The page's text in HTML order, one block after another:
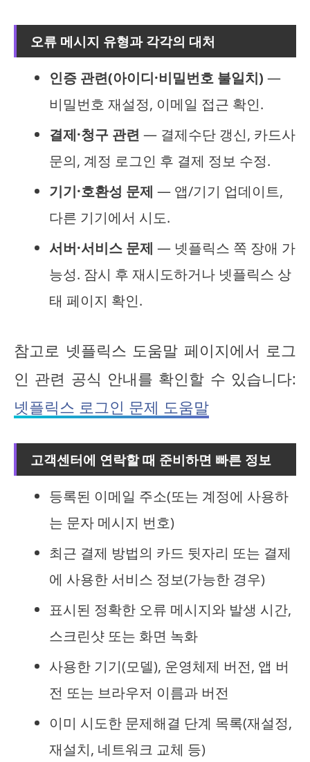
오류 메시지 유형과 각각의 대처
인증 관련(아이디·비밀번호 불일치) —
비밀번호 재설정, 이메일 접근 확인.
결제·청구 관련 — 결제수단 갱신, 카드사
문의, 계정 로그인 후 결제 정보 수정.
기기·호환성 문제 — 앱/기기 업데이트,
다른 기기에서 시도.
서버·서비스 문제 — 넷플릭스 쪽 장애 가
능성. 잠시 후 재시도하거나 넷플릭스 상
태 페이지 확인.
참고로 넷플릭스 도움말 페이지에서 로그
인 관련 공식 안내를 확인할 수 있습니다:
넷플릭스 로그인 문제 도움말
고객센터에 연락할 때 준비하면 빠른 정보
등록된 이메일 주소(또는 계정에 사용하
는 문자 메시지 번호)
최근 결제 방법의 카드 뒷자리 또는 결제
에 사용한 서비스 정보(가능한 경우)
표시된 정확한 오류 메시지와 발생 시간,
스크린샷 또는 화면 녹화
사용한 기기(모델), 운영체제 버전, 앱 버
전 또는 브라우저 이름과 버전
이미 시도한 문제해결 단계 목록(재설정,
재설치, 네트워크 교체 등)